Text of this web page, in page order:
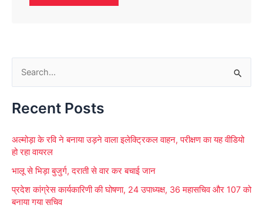
a
c
o
Recent Posts
अल्मोड़ा के रवि ने बनाया उड़ने वाला इलेक्ट्रिकल वाहन, परीक्षण का यह वीडियो
हो रहा वायरल
भालू से भिड़ा बुजुर्ग, दराती से वार कर बचाई जान
प्रदेश कांग्रेस कार्यकारिणी की घोषणा, 24 उपाध्यक्ष, 36 महासचिव और 107 को
बनाया गया सचिव